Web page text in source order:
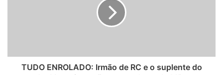
TUDO ENROLADO: Irmão de RC e o suplente do